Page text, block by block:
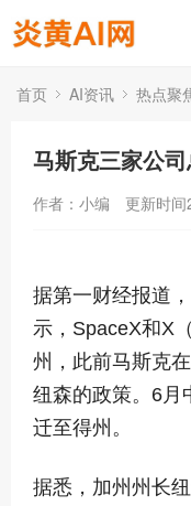
首页 AI资讯 热点聚
马斯克三家公
作者：小编 更新时
据第一财经报道
示，SpaceX和X
州，此前马斯克
纽森的政策。6月
迁至得州。
据悉，加州州长